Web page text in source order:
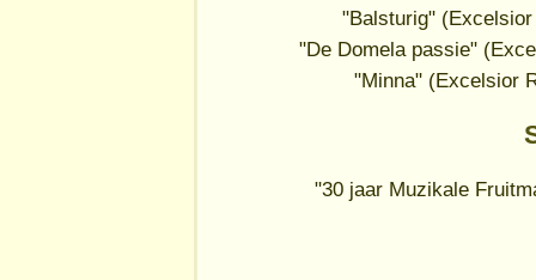
"Balsturig"
"De Domela passie"
"Minna" (Excelsior
"30 jaar Muzikale